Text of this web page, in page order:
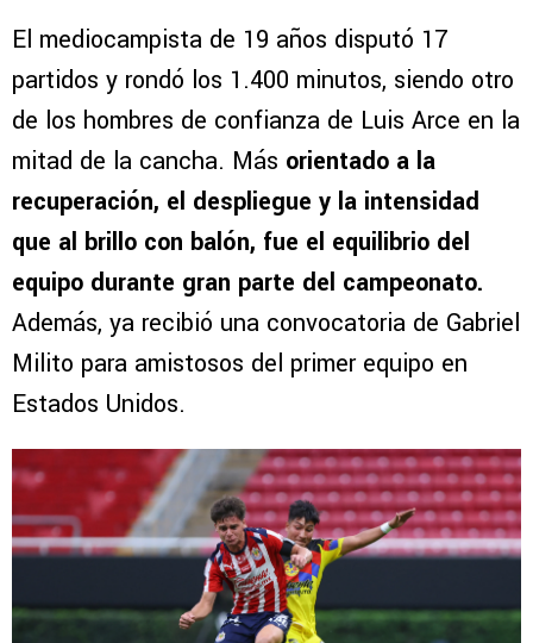
El mediocampista de 19 años disputó 17
partidos y rondó los 1.400 minutos, siendo otro
de los hombres de confianza de Luis Arce en la
mitad de la cancha. Más orientado a la
recuperación, el despliegue y la intensidad
que al brillo con balón, fue el equilibrio del
equipo durante gran parte del campeonato.
Además, ya recibió una convocatoria de Gabriel
Milito para amistosos del primer equipo en
Estados Unidos.